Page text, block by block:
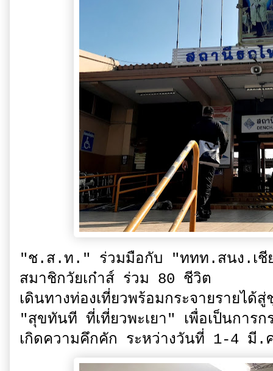
"ช.ส.ท." ร่วมมือกับ "ททท.สนง.เชีย
สมาชิกวัยเก๋าส์ ร่วม 80 ชีวิต
เดินทางท่องเที่ยวพร้อมกระจายรายไ
"สุขทันที ที่เที่ยวพะเยา" เพื่อเป็นการก
เกิดความคึกคัก ระหว่างวันที่ 1-4 มี